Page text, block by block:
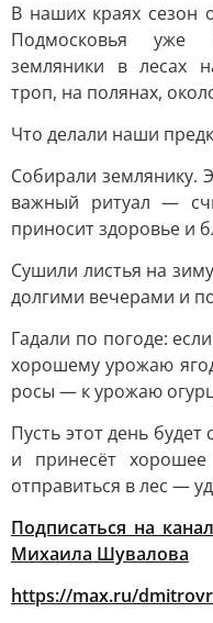
В наших краях сезон
Подмосковья уже
земляники в лесах
троп, на полянах,
Что делали наши
Собирали землянику.
важный ритуал —
приносит здоровье и
Сушили листья на
долгими вечерами и
Гадали по погоде:
хорошему урожаю
росы — к урожаю
Пусть этот день будет
и принесёт
отправиться в лес —
Подписаться на
Михаила Шувалова
https://max.ru/